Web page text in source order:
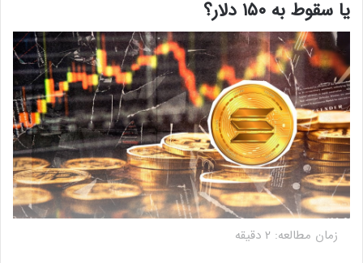
یا سقوط به ۱۵۰ دلار؟
زمان مطالعه: 2 دقیقه